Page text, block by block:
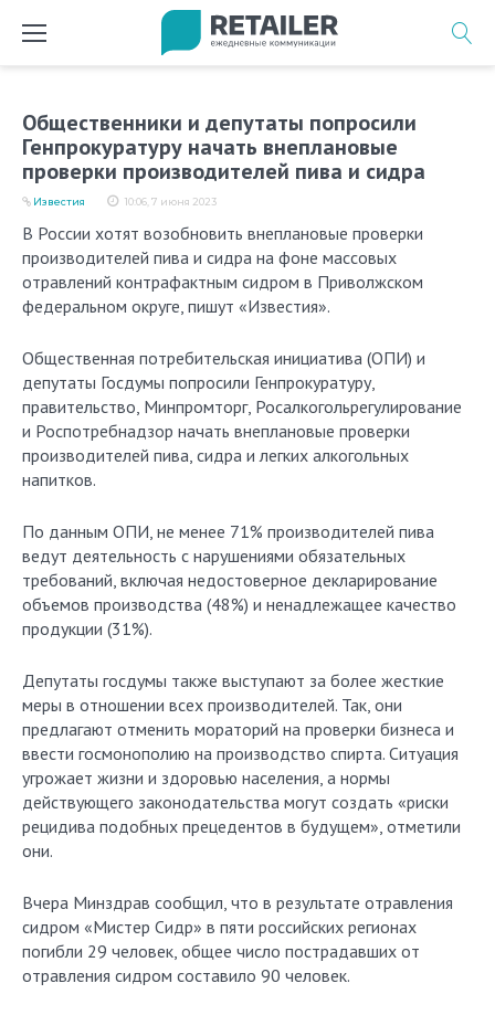
Общественники и депутаты попросили
Генпрокуратуру начать внеплановые
проверки производителей пива и сидра
10:06, 7 июня 2023
Известия
В России хотят возобновить внеплановые проверки
производителей пива и сидра на фоне массовых
отравлений контрафактным сидром в Приволжском
федеральном округе, пишут «Известия».
Общественная потребительская инициатива (ОПИ) и
депутаты Госдумы попросили Генпрокуратуру,
правительство, Минпромторг, Росалкогольрегулирование
и Роспотребнадзор начать внеплановые проверки
производителей пива, сидра и легких алкогольных
напитков.
По данным ОПИ, не менее 71% производителей пива
ведут деятельность с нарушениями обязательных
требований, включая недостоверное декларирование
объемов производства (48%) и ненадлежащее качество
продукции (31%).
Депутаты госдумы также выступают за более жесткие
меры в отношении всех производителей. Так, они
предлагают отменить мораторий на проверки бизнеса и
ввести госмонополию на производство спирта. Ситуация
угрожает жизни и здоровью населения, а нормы
действующего законодательства могут создать «риски
рецидива подобных прецедентов в будущем», отметили
они.
Вчера Минздрав сообщил, что в результате отравления
сидром «Мистер Сидр» в пяти российских регионах
погибли 29 человек, общее число пострадавших от
отравления сидром составило 90 человек.